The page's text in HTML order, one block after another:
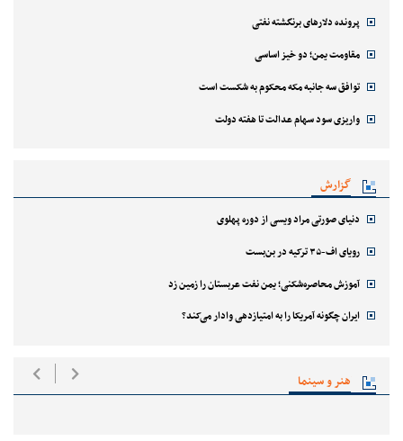
پرونده دلارهای برنگشته نفتی
مقاومت یمن؛ دو خیز اساسی
توافق سه جانبه مکه محکوم به شکست است
واریزی سود سهام عدالت تا هفته دولت
گزارش
دنیای صورتی مراد ویسی از دوره پهلوی
رویای اف-۳۵ ترکیه در بن‌بست
آموزش محاصره‌شکنی؛ یمن نفت عربستان را زمین زد
ایران چگونه آمریکا را به امتیازدهی وادار می‌کند؟
هنر و سینما